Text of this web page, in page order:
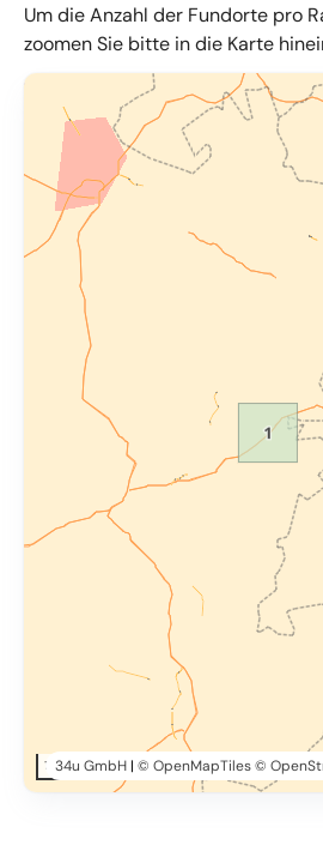
Um die Anzahl der Fundorte pro
zoomen Sie bitte in die Karte
© OpenMapTiles OpenStreetMap,34u
10 km
34u GmbH| © OpenMapTiles©